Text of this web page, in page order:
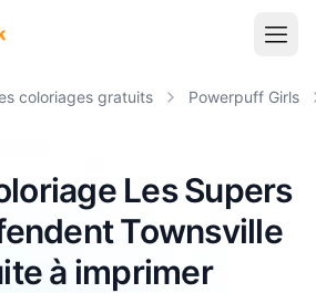
coloriages gratuits Powerpuff Girls
Les Supers
Townsville
à imprimer